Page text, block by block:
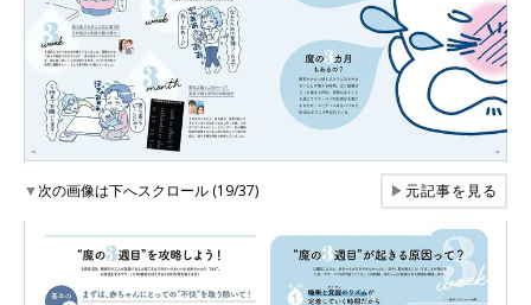
▼次の画像は下へスクロール (19/37) ▶元記事を見る